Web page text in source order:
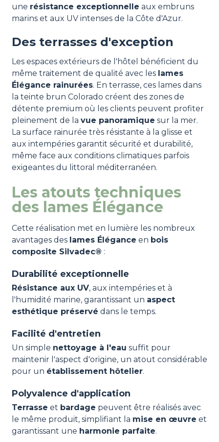
une résistance exceptionnelle aux embruns
marins et aux UV intenses de la Côte d'Azur.
Des terrasses d'exception
Les espaces extérieurs de l'hôtel bénéficient du
même traitement de qualité avec les lames
Élégance rainurées. En terrasse, ces lames dans
la teinte brun Colorado créent des zones de
détente premium où les clients peuvent profiter
pleinement de la vue panoramique sur la mer.
La surface rainurée très résistante à la glisse et
aux intempéries garantit sécurité et durabilité,
même face aux conditions climatiques parfois
exigeantes du littoral méditerranéen.
Les atouts techniques
des lames Élégance
Cette réalisation met en lumière les nombreux
avantages des lames Élégance en bois
composite Silvadec® :
Durabilité exceptionnelle
Résistance aux UV, aux intempéries et à
l'humidité marine, garantissant un aspect
esthétique préservé dans le temps.
Facilité d'entretien
Un simple nettoyage à l'eau suffit pour
maintenir l'aspect d'origine, un atout considérable
pour un établissement hôtelier.
Polyvalence d'application
Terrasse et bardage peuvent être réalisés avec
le même produit, simplifiant la mise en œuvre et
garantissant une harmonie parfaite.